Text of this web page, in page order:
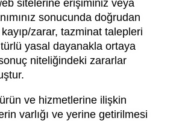
sitelerine erişiminiz veya
sonucunda doğrudan
zarar, tazminat talepleri
yasal dayanakla ortaya
niteliğindeki zararlar
ve hizmetlerine ilişkin
varlığı ve yerine getirilmesi